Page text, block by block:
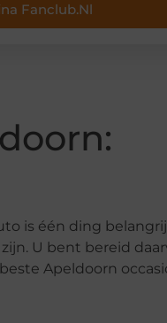
Fanclub.nl
is één ding
U bent bereid
Apeldoorn